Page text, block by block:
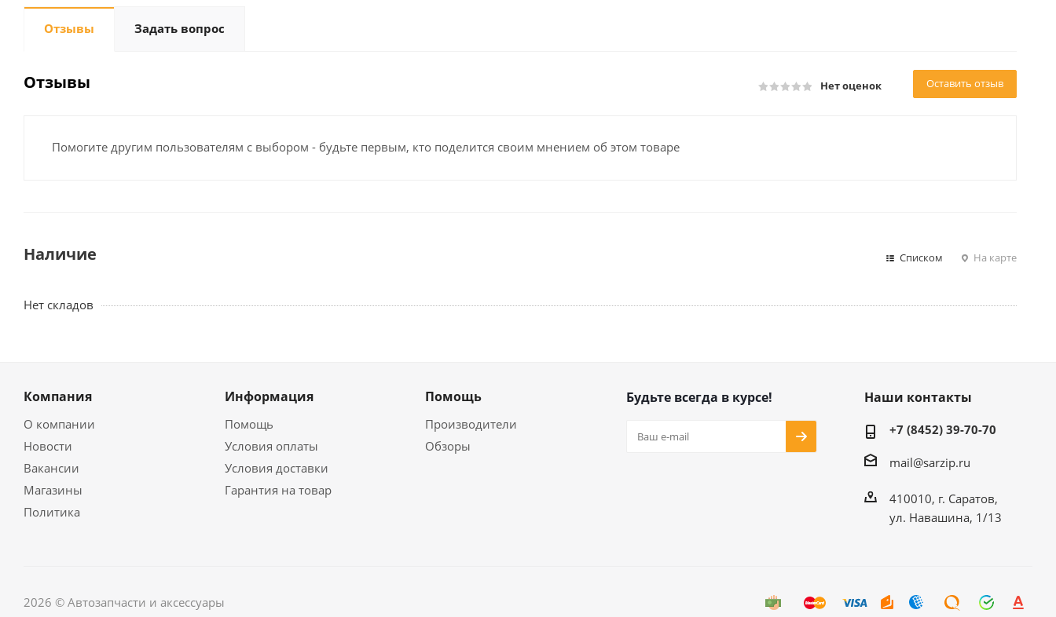
Отзывы Задать вопрос
Отзывы Нет оценок Оставить отзыв
Помогите другим пользователям с выбором - будьте первым, кто поделится своим мнением об этом товаре
Наличие Списком На карте
Нет складов
Компания
О компании
Новости
Вакансии
Магазины
Политика
Информация
Помощь
Условия оплаты
Условия доставки
Гарантия на товар
Помощь
Производители
Обзоры
Будьте всегда в курсе! Наши контакты
+7 (8452) 39-70-70
mail@sarzip.ru
410010, г. Саратов,
ул. Навашина, 1/13
2026 © Автозапчасти и аксессуары